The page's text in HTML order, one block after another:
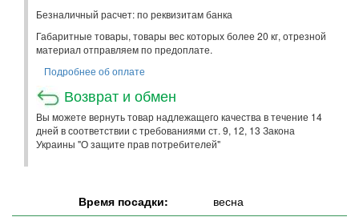
Безналичный расчет: по реквизитам банка
Габаритные товары, товары вес которых более 20 кг, отрезной
материал отправляем по предоплате.
Подробнее об оплате
Возврат и обмен
Вы можете вернуть товар надлежащего качества в течение 14
дней в соответствии с требованиями ст. 9, 12, 13 Закона
Украины "О защите прав потребителей"
Время посадки:
весна